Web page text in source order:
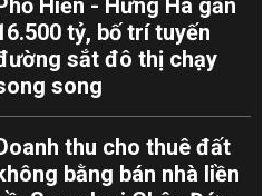
Hiến - Hưng Hà gần
tỷ, bố trí tuyến
sắt đô thị chạy
song
thu cho thuê đất
bằng bán nhà liền